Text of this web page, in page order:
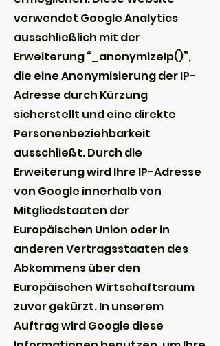
verwendet Google Analytics
ausschließlich mit der
Erweiterung “_anonymizeIp()”,
die eine Anonymisierung der IP-
Adresse durch Kürzung
sicherstellt und eine direkte
Personenbeziehbarkeit
ausschließt. Durch die
Erweiterung wird Ihre IP-Adresse
von Google innerhalb von
Mitgliedstaaten der
Europäischen Union oder in
anderen Vertragsstaaten des
Abkommens über den
Europäischen Wirtschaftsraum
zuvor gekürzt. In unserem
Auftrag wird Google diese